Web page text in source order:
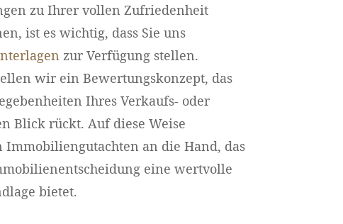
zu Ihrer vollen Zufriedenheit
ist es wichtig, dass Sie uns
zur Verfügung stellen.
wir ein Bewertungskonzept, das
Ihres Verkaufs- oder
Blick rückt. Auf diese Weise
Immobiliengutachten an die Hand, das
eine wertvolle
bietet.